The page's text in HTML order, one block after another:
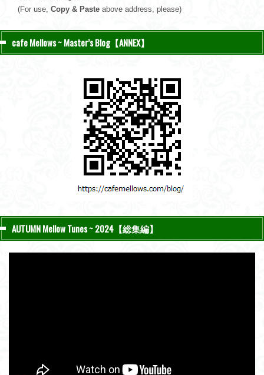
(For use, Copy & Paste above address, please)
cafe Mellows ~ Master’s Blog【ANNEX】
AUTUMN Mellow Tunes ~ 2024【総集編】